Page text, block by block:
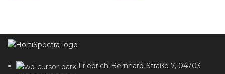
Friedrich-Bernhard-Straße 7, 04703